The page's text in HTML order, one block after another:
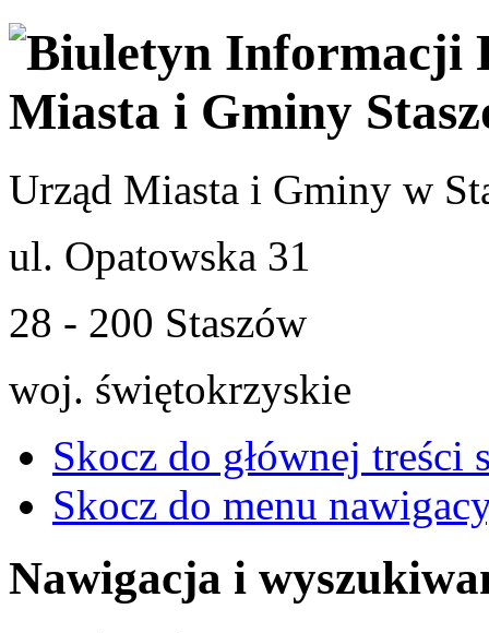
Urząd Miasta i Gminy w
ul. Opatowska 31
28 - 200 Staszów
woj. świętokrzyskie
Skocz do głównej treści
Skocz do menu
Nawigacja i